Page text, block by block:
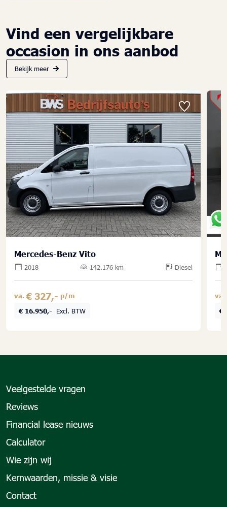
Vind een vergelijkbare
occasion in ons aanbod
Bekijk meer
Mercedes-Benz Vito
2018 142.176 km Diesel
va. € 327,- p/m
€ 16.950,-
Excl. BTW
va.
€
Veelgestelde vragen
Reviews
Financial lease nieuws
Calculator
Wie zijn wij
Kernwaarden, missie & visie
Contact